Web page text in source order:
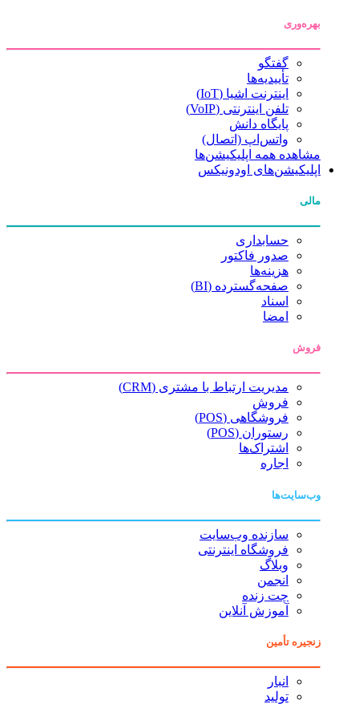
بهره‌وری
گفتگو
تأییدیه‌ها
اینترنت اشیا (IoT)
تلفن اینترنتی (VoIP)
پایگاه دانش
واتس‌اپ (اتصال)
مشاهده همه اپلیکیشن‌ها
اپلیکیشن‌های اودونیکس
مالی
حسابداری
صدور فاکتور
هزینه‌ها
صفحه‌گسترده (BI)
اسناد
امضا
فروش
مدیریت ارتباط با مشتری (CRM)
فروش
فروشگاهی (POS)
رستوران (POS)
اشتراک‌ها
اجاره
وب‌سایت‌ها
سازنده وب‌سایت
فروشگاه اینترنتی
وبلاگ
انجمن
چت زنده
آموزش آنلاین
زنجیره تأمین
انبار
تولید